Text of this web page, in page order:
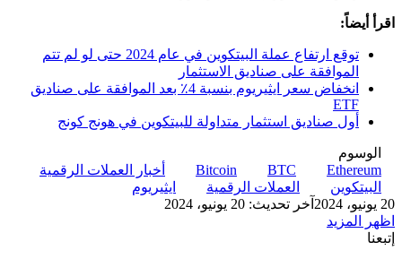
اقرأ أيضاً:
توقع ارتفاع عملة البيتكوين في عام 2024 حتى لو لم تتم
الموافقة على صناديق الاستثمار
انخفاض سعر ايثيريوم بنسبة 4٪ بعد الموافقة على صناديق
ETF
أول صناديق استثمار متداولة للبيتكوين في هونج كونج
الوسوم
Bitcoin
BTC Ethereum
أخبار العملات الرقمية
البيتكوين
العملات الرقمية
ايثيريوم
20 يونيو، 2024
آخر تحديث: 20 يونيو، 2024
اظهر المزيد
إتبعنا